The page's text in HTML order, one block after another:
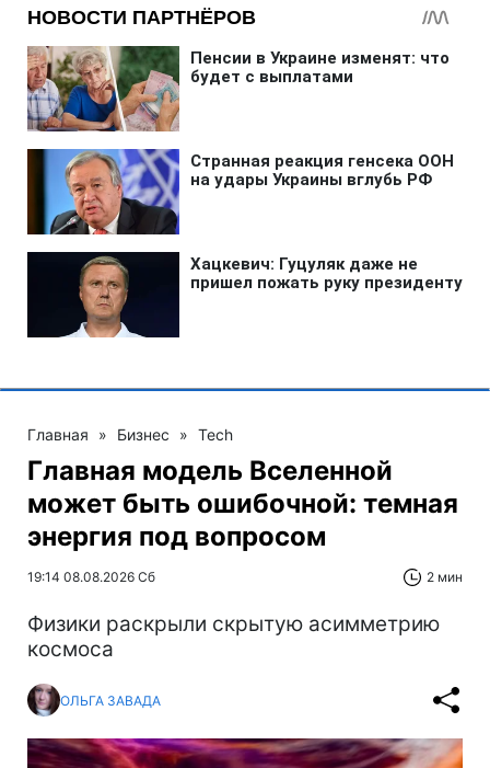
Главная » Бизнес » Tech
Главная модель Вселенной
может быть ошибочной: темная
энергия под вопросом
19:14 08.08.2026 Сб 2 мин
Физики раскрыли скрытую асимметрию
космоса
ОЛЬГА ЗАВАДА